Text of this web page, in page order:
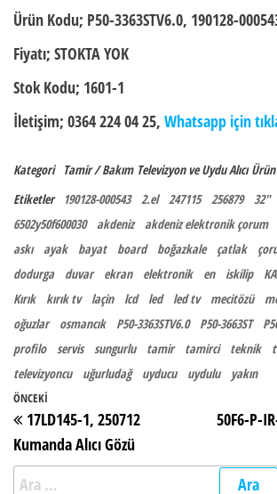
Ürün Kodu; P50-3363STV6.0, 190128-
Fiyatı; STOKTA YOK
Stok Kodu; 1601-1
İletişim; 0364 224 04 25, Whatsapp için
Kategori Tamir / Bakım Televizyon ve Uydu Alıcı Ürün
Etiketler
190128-000543 2.el 247115 256879 32"
6502y50f600030
akdeniz akdeniz elektronik çorum
askı
ayak bayat board boğazkale çatlak
dodurga
duvar ekran elektronik en iskilip
Kırık
kırık tv laçin lcd led led tv mecitözü
oğuzlar
osmancık P50-3363STV6.0 P50-3663ST
profilo
servis sungurlu tamir tamirci teknik
televizyoncu
uğurludağ uyducu uydulu yakın
Yazı gezinmesi
Önceki Yazı
ÖNCEKI
17LD145-1, 250712
Kumanda Alıcı Gözü
50F6-P-
Arama: